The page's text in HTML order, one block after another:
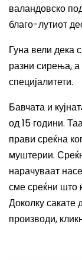
валандовско
благо-лутиот
Гуна вели дека
разни сирења,
специјалитети.
Бавчата и
од 15 години.
прави среќна
муштерии.
нарачуваат
сме среќни што
Доколку сакате
производи,